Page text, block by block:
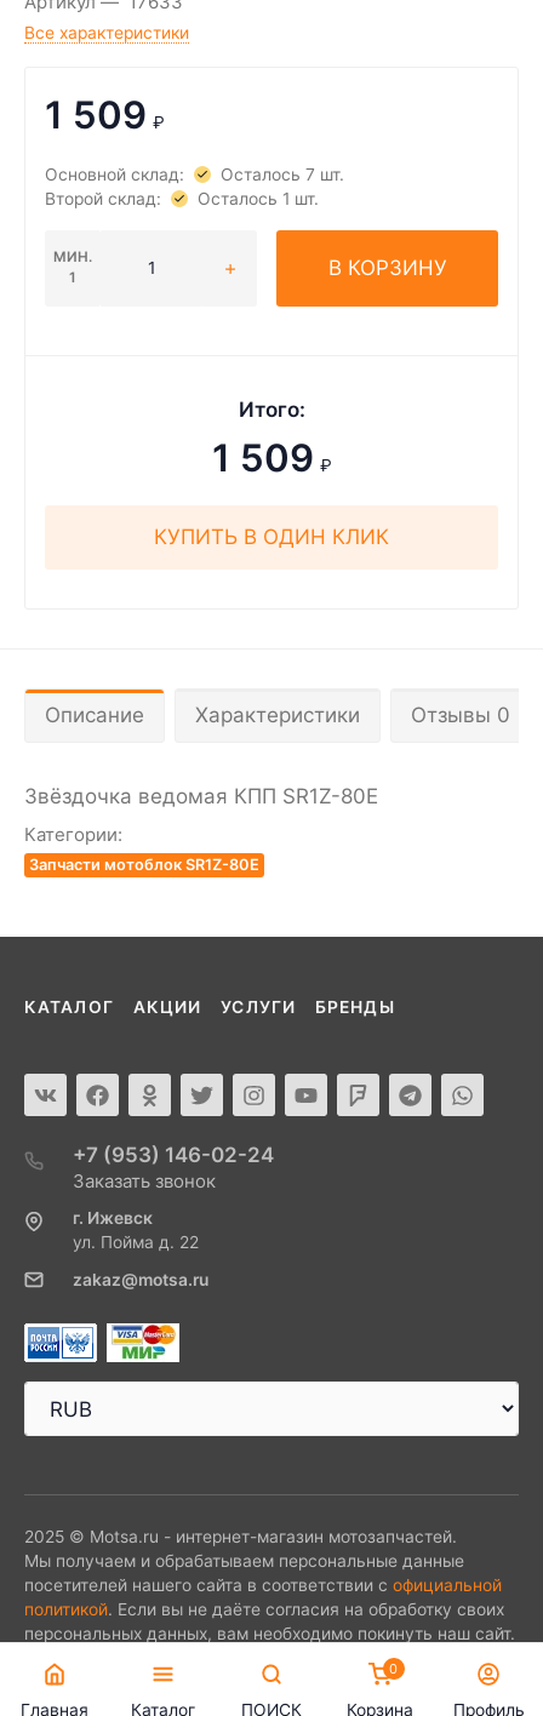
Все характеристики
1 509 ₽
Основной склад:
Осталось 7 шт.
Второй склад:
Осталось 1 шт.
МИН.
1
В КОРЗИНУ
Итого:
1 509 ₽
КУПИТЬ В ОДИН КЛИК
Описание Характеристики Отзывы 0
Звёздочка ведомая КПП SR1Z-80Е
Категории:
Запчасти мотоблок SR1Z-80E
КАТАЛОГ АКЦИИ УСЛУГИ БРЕНДЫ
+7 (953) 146-02-24
Заказать звонок
г. Ижевск
ул. Пойма д. 22
zakaz@motsa.ru
2025 © Motsa.ru - интернет-магазин мотозапчастей.
Мы получаем и обрабатываем персональные данные
посетителей нашего сайта в соответствии с официальной
политикой. Если вы не даёте согласия на обработку своих
персональных данных, вам необходимо покинуть наш сайт.
Главная Каталог ПОИСК
0
Корзина Профиль